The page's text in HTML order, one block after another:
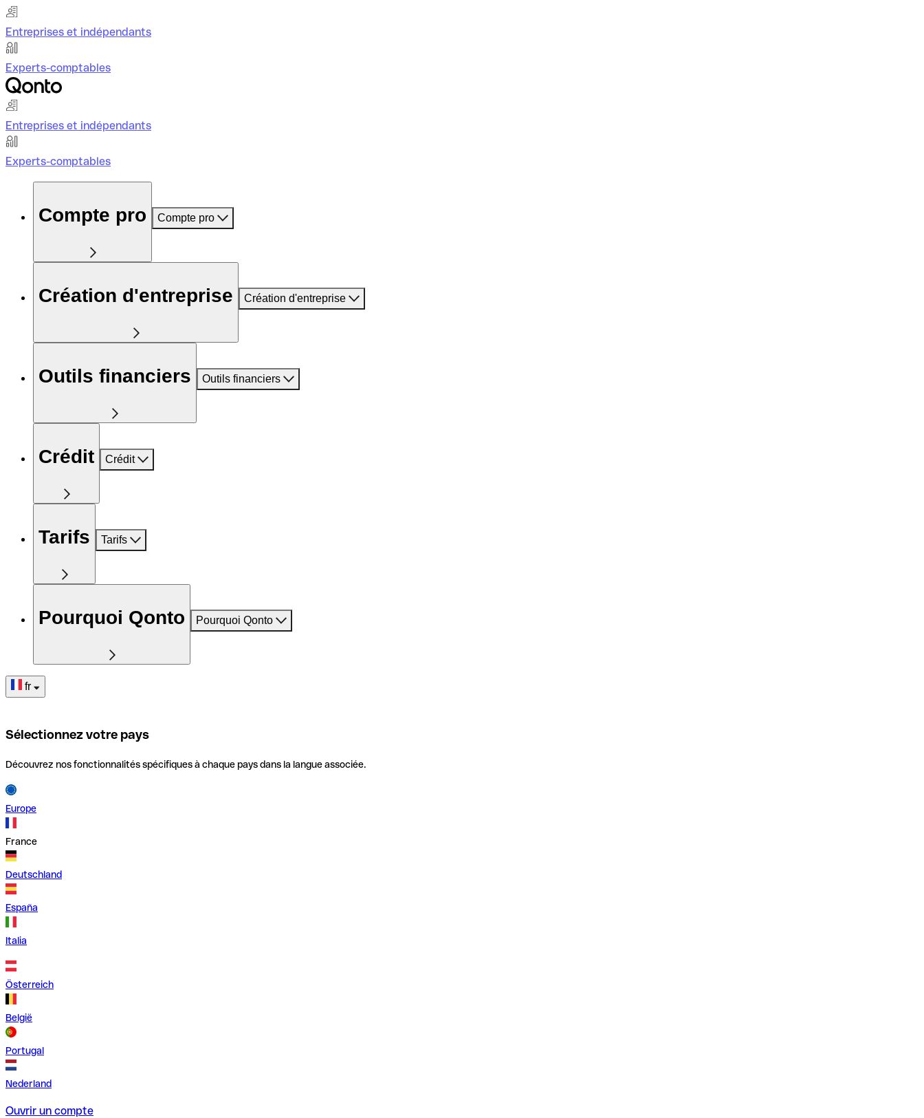
Entreprises et indépendants
Experts-comptables
Entreprises et indépendants
Experts-comptables
Compte pro Compte pro
Création d'entreprise Création d'entreprise
Outils financiers Outils financiers
Crédit Crédit
Tarifs Tarifs
Pourquoi Qonto Pourquoi Qonto
fr
Sélectionnez votre pays
Découvrez nos fonctionnalités spécifiques à chaque pays dans la langue associée.
Europe
France
Deutschland
España
Italia
Österreich
België
Portugal
Nederland
Ouvrir un compte